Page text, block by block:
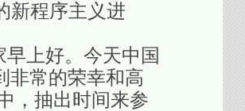
程序主义进
上好。今天中国
非常的荣幸和高
，抽出时间来参